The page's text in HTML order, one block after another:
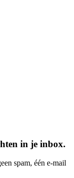
in je inbox.
spam, één e-mail